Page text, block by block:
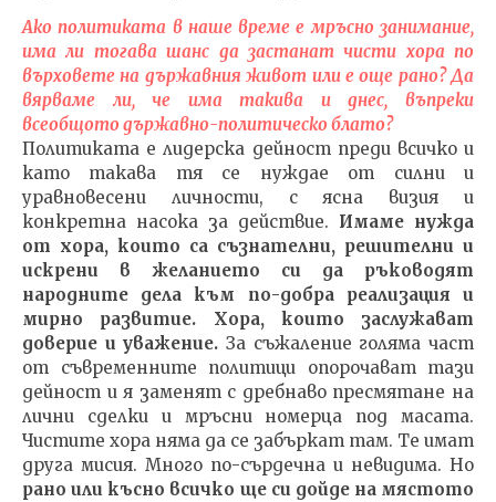
Ако политиката в наше време е мръсно занимание,
има ли тогава шанс да застанат чисти хора по
върховете на държавния живот или е още рано? Да
вярваме ли, че има такива и днес, въпреки
всеобщото държавно-политическо блато?
Политиката е лидерска дейност преди всичко и
като такава тя се нуждае от силни и
уравновесени личности, с ясна визия и
конкретна насока за действие. Имаме нужда
от хора, които са съзнателни, решителни и
искрени в желанието си да ръководят
народните дела към по-добра реализация и
мирно развитие.
Хора, които заслужават
доверие и уважение. За съжаление голяма част
от съвременните политици опорочават тази
дейност и я заменят с дребнаво пресмятане на
лични сделки и мръсни номерца под масата.
Чистите хора няма да се забъркат там. Те имат
друга мисия. Много по-сърдечна и невидима. Но
рано или късно всичко ще си дойде на мястото